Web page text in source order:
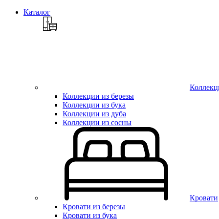
Каталог
Коллекции из березы
Коллекции из бука
Коллекции из дуба
Коллекции из сосны
Кровати
Кровати из березы
Кровати из бука